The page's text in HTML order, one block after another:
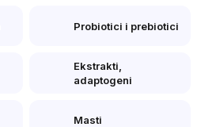
Probiotici i prebiotici
Ekstrakti,
adaptogeni
Masti